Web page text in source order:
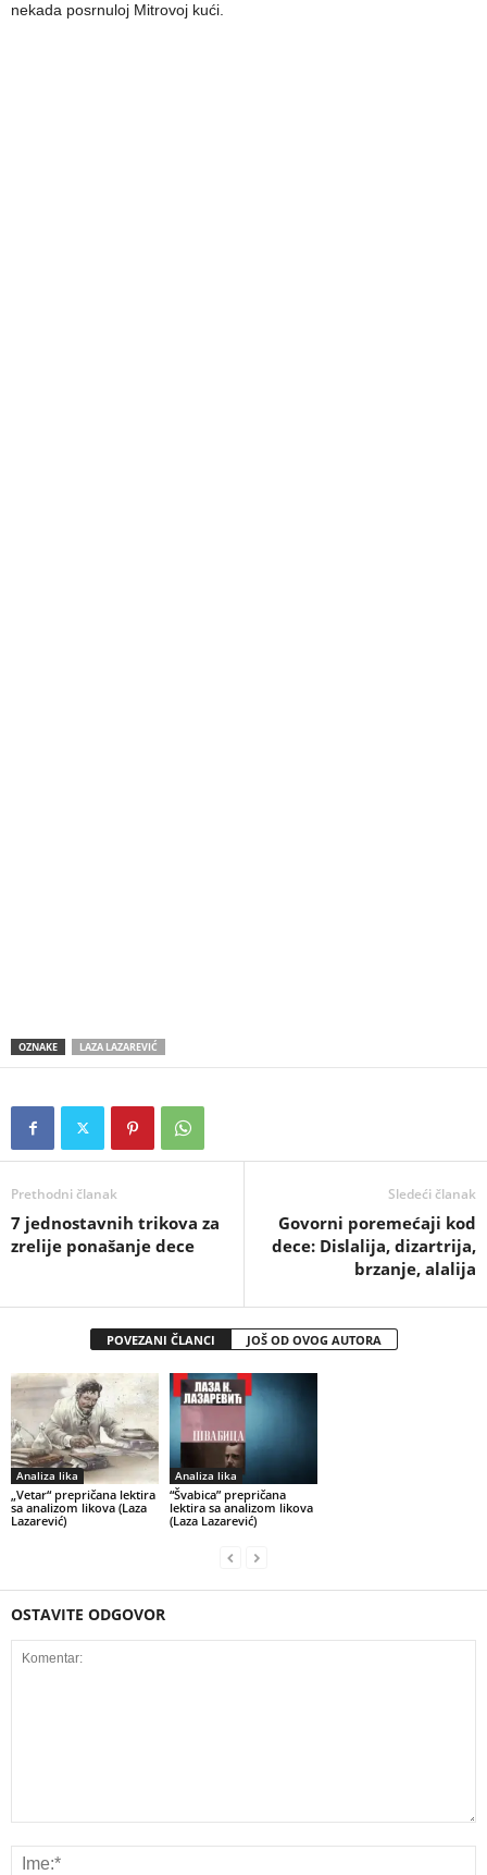
nekada posrnuloj Mitrovoj kući.
OZNAKE LAZA LAZAREVIĆ
Prethodni članak
7 jednostavnih trikova za
zrelije ponašanje dece
Sledeći članak
Govorni poremećaji kod
dece: Dislalija, dizartrija,
brzanje, alalija
POVEZANI ČLANCI JOŠ OD OVOG AUTORA
Analiza lika
„Vetar“ prepričana lektira
sa analizom likova (Laza
Lazarević)
Analiza lika
“Švabica” prepričana
lektira sa analizom likova
(Laza Lazarević)
OSTAVITE ODGOVOR